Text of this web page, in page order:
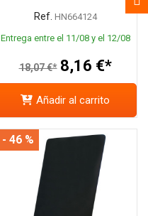
Ref. HN664124
Entrega entre el 11/08 y el 12/08
18,07 €* 8,16 €*
Añadir al carrito
- 46 %